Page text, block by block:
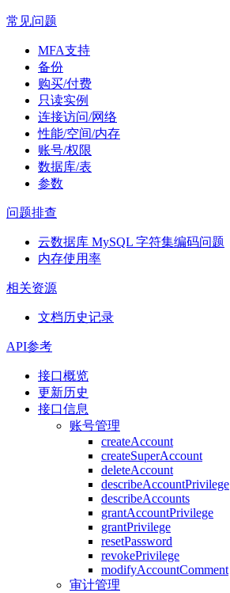
常见问题
MFA支持
备份
购买/付费
只读实例
连接访问/网络
性能/空间/内存
账号/权限
数据库/表
参数
问题排查
云数据库 MySQL 字符集编码问题
内存使用率
相关资源
文档历史记录
API参考
接口概览
更新历史
接口信息
账号管理
createAccount
createSuperAccount
deleteAccount
describeAccountPrivilege
describeAccounts
grantAccountPrivilege
grantPrivilege
resetPassword
revokePrivilege
modifyAccountComment
审计管理